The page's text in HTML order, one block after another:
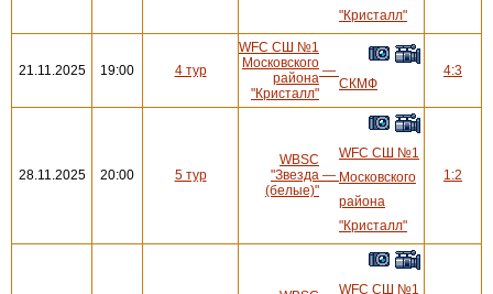
"Кристалл"
21.11.2025 19:00 4 тур
WFC СШ №1
Московского
района
"Кристалл"
—
СКМФ
4:3
28.11.2025 20:00 5 тур
WBSC
"Звезда
(белые)"
—
WFC СШ №1
Московского
района
"Кристалл"
1:2
WFC СШ №1